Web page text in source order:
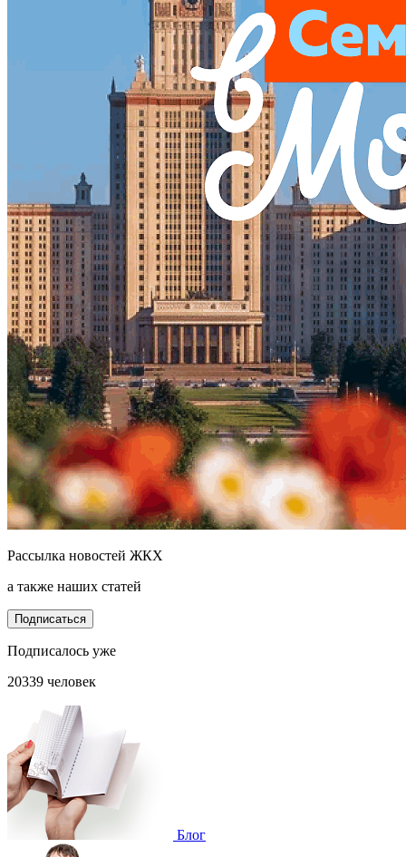
Рассылка новостей ЖКХ
а также наших статей
Подписаться
Подписалось уже
20339 человек
Блог